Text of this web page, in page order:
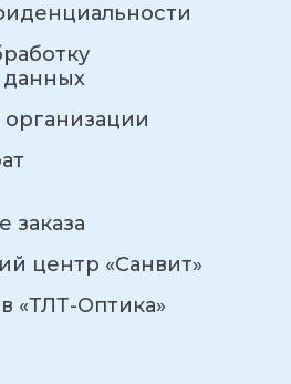
данных
заказа
центр «Санвит»
«ТЛТ-Оптика»